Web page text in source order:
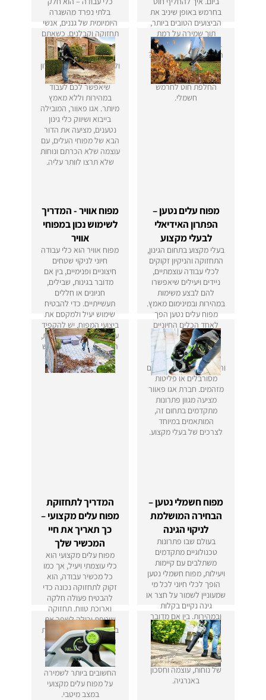
בחרמש באופן שיניב את
הביצועים הטובים ביותר,
תוך שמירה על רמת
בטיחות מקסימלית בזמן
העבודה ובזמן התחזוקה?
היכנסו למאמר שכתבנו
בשבילכם, וגלו הכל על
החלפת חוט לחרמש
חשמלי.
בלתי נפרד מהשגרה
היומיומית של גננים, אנשי
תחזוקה וקבלנים. כשאתם
מתמודדים עם כמויות
גדולות של עלים, אבק
ולכלוך, אתם צריכים פתרון
חזק, נייד וחסכוני,
שיאפשר לכם לעבוד
במהירות וללא מאמץ
מיותר. אגו פאוור, המובילה
בייבוא ושיווק כלי גינון
נטענים, מציעה את הדור
הבא של מפוחי העלים, עם
עוצמה שלא הכרתם ונוחות
שלא תרצו לוותר עליה.
מפוח עלים נטען –
הפתרון האידיאלי
לבעלי מקצוע
בעלי מקצוע בתחום הגינון,
התחזוקה והניקיון זקוקים
לכלי עבודה עוצמתיים,
ניידים ויעילים שיאפשרו
להם לבצע משימות
במהירות ובמינימום מאמץ.
מפוח עלים נטען הפך
לאחד הכלים החיוניים
ביותר בשוק, בזכות
הטכנולוגיה המתקדמת
שלו, החיסכון באנרגיה
והיכולת לעבוד ללא כבלים
מסורבלים או פליטות
מזהמים. חברת אגו פאוור
מציעה מגוון פתרונות
מתקדמים בתחום זה,
המותאמים במיוחד
לצרכים של בעלי מקצוע.
מפוח אוויר - המדריך
לשימוש נכון במפוחי
אוויר
מפוח אוויר הוא כלי עבודה
חיוני לניקוי שטחים
חיצוניים ופנימיים, בין אם
מדובר בגינות, שבילים,
חניונים או חללים
תעשייתיים. כדי להבטיח
שימוש יעיל ולמקסם את
ביצועי המפוח, יש להקפיד
על טכניקות עבודה נכונות,
תחזוקה תקופתית ושימוש
נכון בהתאם לתנאי
הסביבה.
מפוח חשמלי נטען –
הבחירה המושלמת
לניקוי הגינה
בעולם שבו פתרונות
טכנולוגיים מתקדמים
משתלבים עם קיימות
ויעילות, מפוח חשמלי נטען
הופך לכלי חיוני לכל מי
שמעוניין לשמור על חצר או
גינה נקיים בקלות
ובמהירות. בין אם מדובר
בניקוי עלים יבשים, פינוי
אבק מהשבילים או
תחזוקת החצר, מפוח
חשמלי נטען מציע שילוב
של נוחות, עוצמה וחסכון
באנרגיה.
המדריך לתחזוקת
מפוח עלים מקצועי –
כך תאריך את חיי
המכשיר שלך
מפוח עלים מקצועי הוא
כלי עוצמתי ויעיל, אך כמו
כל מכשיר עבודה, הוא
זקוק לתחזוקה נכונה כדי
להבטיח פעולה חלקה
וארוכת טווח. תחזוקה
שוטפת יכולה לשפר את
ביצועי המפוח, להקטין את
הסיכוי לתקלות ולהאריך
את חיי המכשיר. במדריך
זה נפרט את הצעדים
החשובים ביותר לשמירה
על מפוח עלים מקצועי
במצב מיטבי.